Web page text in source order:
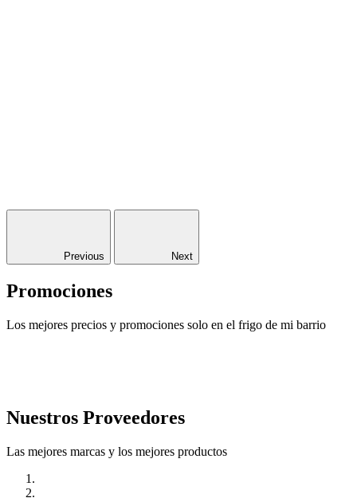
Previous Next
Promociones
Los mejores precios y promociones solo en el frigo de mi barrio
Nuestros Proveedores
Las mejores marcas y los mejores productos